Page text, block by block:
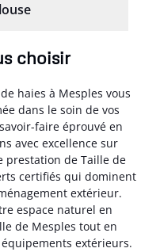
choisir
haies à Mesples vous
dans le soin de vos
faire éprouvé en
avec excellence sur
prestation de Taille de
certifiés qui dominent
extérieur.
espace naturel en
de Mesples tout en
extérieurs.